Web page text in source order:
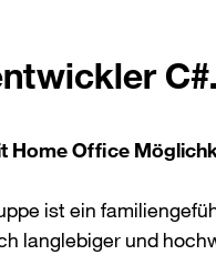
Home Office
ist ein
langlebiger und